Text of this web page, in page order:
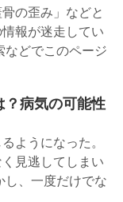
の歪み」などと
報が迷走してい
などでこのページ
？病気の可能性
ようになった。
見逃してしまい
し、一度だけでな